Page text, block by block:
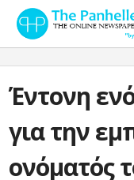
Έντονη
για την
ονόματός